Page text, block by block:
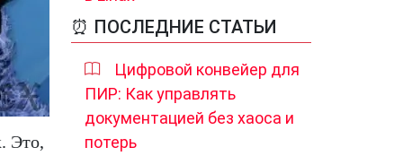
Это,
⏰ ПОСЛЕДНИЕ СТАТЬИ
Цифровой конвейер для
ПИР: Как управлять
документацией без хаоса и
потерь